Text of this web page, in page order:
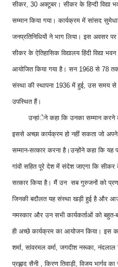
सीकर, 30 अक्टूबर। सीकर के हिन्दी विद्या
सम्मान किया गया। कार्यक्रम में सांसद
जनप्रतिनिधियों ने भाग लिया। इस अवसर
सीकर के ऐतिहासिक विद्यालय हिंदी विद्या
आयोजित किया गया है। सन 1968 से 78
संस्था की स्थापना 1936 में हुई, उस समय
उपस्थित हैं।
उन्हांेने कहा कि उनका सम्मान करने का
इससे अच्छा कार्यक्रम हो नहीं सकता जो
सम्मान-सत्कार करना है।उन्होंने कहा कि
गांवों सहित पूरे देश में संदेश जाएगा कि
सत्कार किया है। मैं उन सब गुरुजनों को
जिनकी बदौलत यह संस्था खड़ी हुई है और
नमस्कार और उन सभी कार्यकर्ताओं को बहुत-
ही अच्छे कार्यक्रम का आयोजन किया। इस
शर्मा, सांवरमल वर्मा, जगदीश नरूका, नंदलाल
प्रह्लाद सैनी , किरण तिवाड़ी, विजय भार्गव